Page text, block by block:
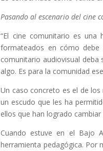
Pasando al escenario del cine
“El cine comunitario es una
formateados en cómo
comunitario audiovisual deba
algo. Es para la comunidad
Un caso concreto es el de
un escudo que les ha
ellos que han logrado
Cuando estuve en el Bajo
herramienta pedagógica. Por